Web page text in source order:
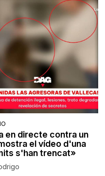
en directe contra un
el vídeo d'una
s'han trencat»